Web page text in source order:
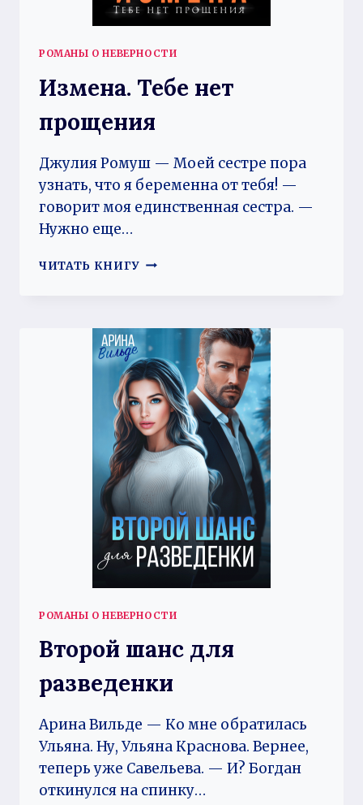
РОМАНЫ О НЕВЕРНОСТИ
Измена. Тебе нет
прощения
Джулия Ромуш — Моей сестре пора
узнать, что я беременна от тебя! —
говорит моя единственная сестра. —
Нужно еще…
ЧИТАТЬ КНИГУ ИЗМЕНА.
РОМАНЫ О НЕВЕРНОСТИ
Второй шанс для
разведенки
Арина Вильде — Ко мне обратилась
Ульяна. Ну, Ульяна Краснова. Вернее,
теперь уже Савельева. — И? Богдан
откинулся на спинку…